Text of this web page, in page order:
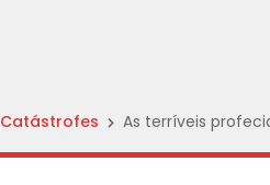
Catástrofes As terríveis